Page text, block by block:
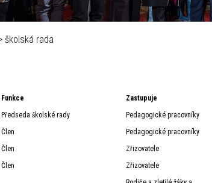
© Česká televize – Autor_ Mikuláš Křepelka
školská rada
Funkce
Zastupuje
Předseda školské rady
Pedagogické pracovníky
Člen
Pedagogické pracovníky
Člen
Zřizovatele
Člen Zřizovatele